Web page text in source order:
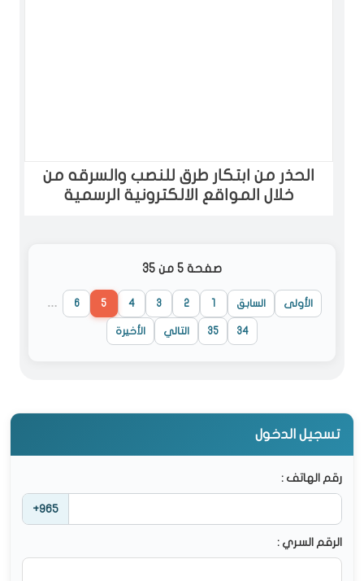
الحذر من ابتكار طرق للنصب والسرقه من
خلال المواقع الالكترونية الرسمية
صفحة 5 من 35
الأولى السابق 2
3
4
5
6
…
34
35 التالي الأخيرة
تسجيل الدخول
رقم الهاتف :
+965
الرقم السري :